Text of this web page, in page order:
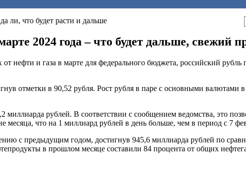
ли, что будет расти и дальше
2024 года – что будет дальше, свежий
и газа в марте для федерального бюджета, российский рубль
отметки в 90,52 рубля. Рост рубля в паре с основными валютами в
рублей. В соответствии с сообщением ведомства, это
что на 1 миллиард рублей в день больше, чем в период с 7
с предыдущим годом, достигнув 945,6 миллиарда рублей по
в прошлом месяце составили 84 процента от общих